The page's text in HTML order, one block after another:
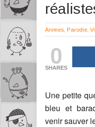
Animes Parodie
0
SHARES
Une petite
bleu et
venir sauver